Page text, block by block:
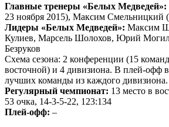
Главные тренеры «Белых Медведей»:
23 ноября 2015), Максим Смельницкий
Лидеры «Белых Медведей»: Максим
Кулиев, Марсель Шолохов, Юрий
Безруков
Схема сезона: 2 конференции (15
восточной) и 4 дивизиона. В плей-офф
лучших команды из каждого дивизиона.
Регулярный чемпионат: 13 место в
53 очка, 14-3-5-22, 123:134
Плей-офф: –